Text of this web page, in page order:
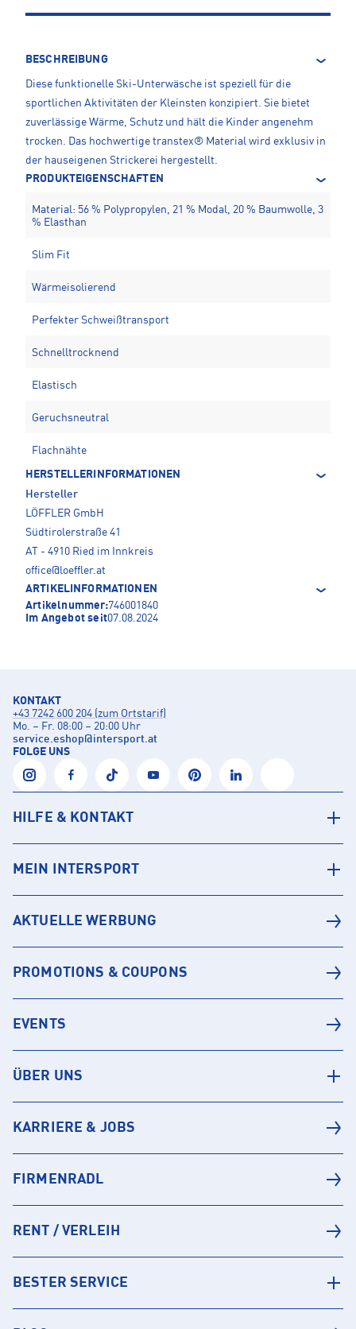
BESCHREIBUNG
Diese funktionelle Ski-Unterwäsche ist speziell für die
sportlichen Aktivitäten der Kleinsten konzipiert. Sie bietet
zuverlässige Wärme, Schutz und hält die Kinder angenehm
trocken. Das hochwertige transtex® Material wird exklusiv in
der hauseigenen Strickerei hergestellt.
PRODUKTEIGENSCHAFTEN
Material: 56 % Polypropylen, 21 % Modal, 20 % Baumwolle, 3
% Elasthan
Slim Fit
Wärmeisolierend
Perfekter Schweißtransport
Schnelltrocknend
Elastisch
Geruchsneutral
Flachnähte
HERSTELLERINFORMATIONEN
Hersteller
LÖFFLER GmbH
Südtirolerstraße 41
AT - 4910 Ried im Innkreis
office@loeffler.at
ARTIKELINFORMATIONEN
Artikelnummer:746001840
Im Angebot seit07.08.2024
KONTAKT
+43 7242 600 204 (zum Ortstarif)
Mo. – Fr. 08:00 – 20:00 Uhr
service.eshop@intersport.at
FOLGE UNS
HILFE & KONTAKT
MEIN INTERSPORT
AKTUELLE WERBUNG
PROMOTIONS & COUPONS
EVENTS
ÜBER UNS
KARRIERE & JOBS
FIRMENRADL
RENT / VERLEIH
BESTER SERVICE